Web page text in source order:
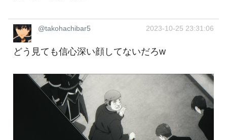
@takohachibar5 2023-10-25 23:31:06
どう見ても信心深い顔してないだろw